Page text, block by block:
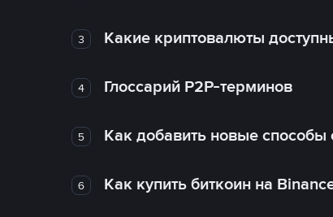
3 Какие криптовалюты
4 Глоссарий P2P-терминов
5 Как добавить новые способы
6 Как купить биткоин на